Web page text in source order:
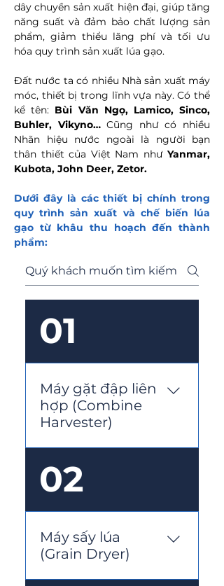
dây chuyền sản xuất hiện đại, giúp tăng
năng suất và đảm bảo chất lượng sản
phẩm, giảm thiểu lãng phí và tối ưu
hóa quy trình sản xuất lúa gạo.
Đất nước ta có nhiều Nhà sản xuất máy
móc, thiết bị trong lĩnh vựa này. Có thể
kể tên: Bùi Văn Ngọ, Lamico, Sinco,
Buhler, Vikyno…Cũng như có nhiều
Nhãn hiệu nước ngoài là người bạn
thân thiết của Việt Nam như Yanmar,
Kubota, John Deer, Zetor.
Dưới đây là các thiết bị chính trong
quy trình sản xuất và chế biến lúa
gạo từ khâu thu hoạch đến thành
phẩm:
01
Máy gặt đập liên
hợp (Combine
Harvester)
lúa, tách hạt lúa khỏi
thân cây, và thu gom hạt
ngay tại ruộng. Nguyên lý
hoạt động: Máy thực hiện
ba công đoạn chính là cắt
lúa, đập hạt và sàng lọc
hạt, giúp giảm sức lao
02
Máy sấy lúa
(Grain Dryer)